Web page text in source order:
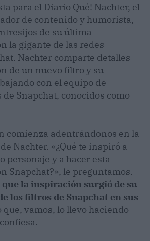
para el Diario Qué! Nachter, el
de contenido y humorista,
de su última
la gigante de las redes
Nachter comparte detalles
de un nuevo filtro y su
con el equipo de
Snapchat, conocidos como
comienza adentrándonos en la
Nachter. «¿Qué te inspiró a
personaje y a hacer esta
Snapchat?», le preguntamos.
la inspiración surgió de su
los filtros de Snapchat en sus
que, vamos, lo llevo haciendo